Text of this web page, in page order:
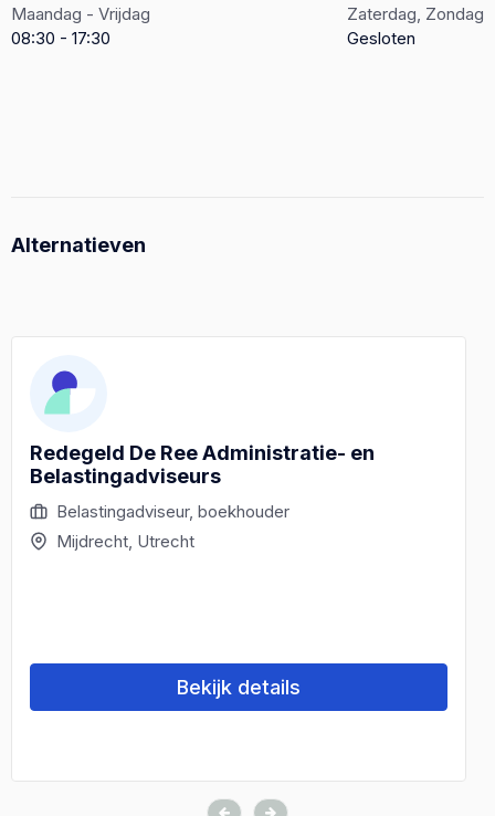
Maandag - Vrijdag
08:30 - 17:30
Zaterdag, Zondag
Gesloten
Alternatieven
Redegeld De Ree Administratie- en
Belastingadviseurs
Belastingadviseur, boekhouder
Mijdrecht, Utrecht
Bekijk details